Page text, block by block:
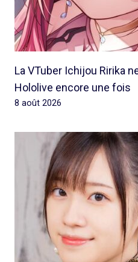
La VTuber Ichijou Ririka
Hololive encore une fois
8 août 2026